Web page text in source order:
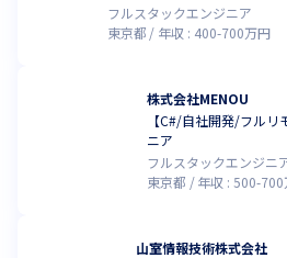
フルスタックエンジニア
東京都
年収 : 400-700万円
株式会社MENOU
【C#/自社開発/フル
ニア
フルスタックエンジニ
東京都
年収 :500-700
山室情報技術株式会社